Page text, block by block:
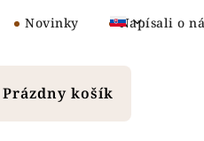
Novinky Napísali o
Prázdny košík